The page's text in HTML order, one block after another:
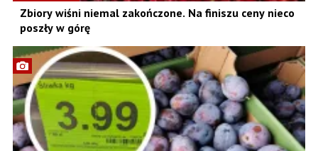
Zbiory wiśni niemal zakończone. Na finiszu ceny nieco
poszły w górę